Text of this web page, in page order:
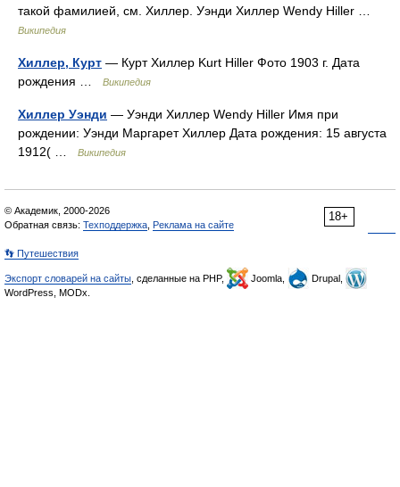
такой фамилией, см. Хиллер. Уэнди Хиллер Wendy Hiller …
Википедия
Хиллер, Курт — Курт Хиллер Kurt Hiller Фото 1903 г. Дата
рождения …
Википедия
Хиллер Уэнди — Уэнди Хиллер Wendy Hiller Имя при
рождении: Уэнди Маргарет Хиллер Дата рождения: 15 августа
1912( …
Википедия
18+
© Академик, 2000-2026
Обратная связь: Техподдержка Реклама на сайте
👣 Путешествия
Экспорт словарей на сайты , сделанные на PHP, Joomla,
Drupal,
WordPress, MODx.